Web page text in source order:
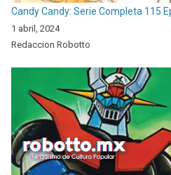
Candy Candy: Serie Completa 115
1 abril, 2024
Redaccion Robotto